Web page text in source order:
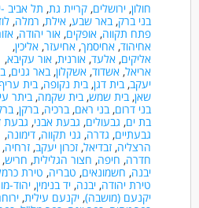
חולון,ירושלים,קריית גת, תל אביב -
בני ברק,באר שבע,אילת, רמלה,
פתח תקווה,אופקים,אור יהודה,
אחיהוד,אחיסמך,אחיעזר,אליכין,
אליקים,אלעד,אורנית,אור עקיבא,
אריאל,אשדוד,אשקלון,באר גנים,
יעקב,בית דגן,בית נקופה,בית
שאן,בית שמש,בית שקמה,ביתר
בני דרום,בני ראם,ברכיה,ברקן,
בת ים, גבעולים, גבעת אבני, גבעת
גבעתיים, גדרה, גני תקווה,דימונה,
הרצליה,זבדיאל,זכרון יעקב,זרחיה,
חדרה, חיפה, חצור הגלילית, חריש,
יבנה, חשמונאים, טבריה, טירת
טירת יהודה,יבנה,יד בנימין,יהוד-
יקנעם (מושבה),יקנעם עילית,